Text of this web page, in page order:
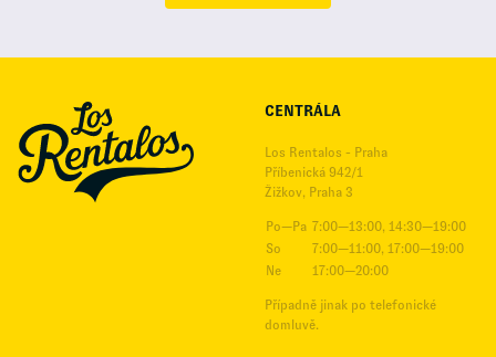
CENTRÁLA
Los Rentalos - Praha
Příbenická 942/1
Žižkov, Praha 3
Po—Pa 7:00—13:00, 14:30—19:00
So
7:00—11:00, 17:00—19:00
Ne
17:00—20:00
Případně jinak po telefonické
domluvě.